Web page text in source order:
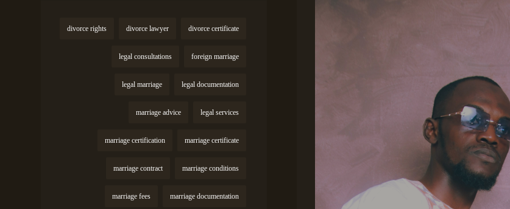
divorce certificate
divorce lawyer
divorce rights
foreign marriage
legal consultations
legal documentation
legal marriage
legal services
marriage advice
marriage certificate
marriage certification
marriage conditions
marriage contract
marriage documentation
marriage fees